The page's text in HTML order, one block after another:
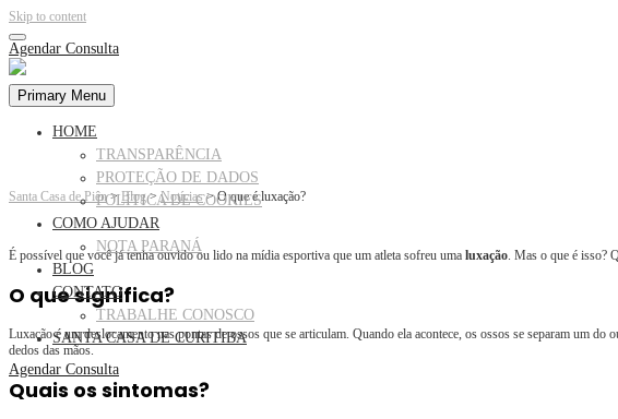
Skip to content
Agendar Consulta
Primary Menu
HOME
TRANSPARÊNCIA
PROTEÇÃO DE DADOS
POLÍTICA DE COOKIES
COMO AJUDAR
NOTA PARANÁ
BLOG
CONTATO
TRABALHE CONOSCO
SANTA CASA DE CURITIBA
Agendar Consulta
Santa Casa de Piên> Blog>Notícias>O que é luxação?
É possível que você já tenha ouvido ou lido na mídia esportiva que um atleta sofreu uma luxação. Mas o que é isso?
O que significa?
Luxação é um deslocamento nas pontas de ossos que se articulam. Quando ela acontece, os ossos se separam um
dedos das mãos.
Quais os sintomas?